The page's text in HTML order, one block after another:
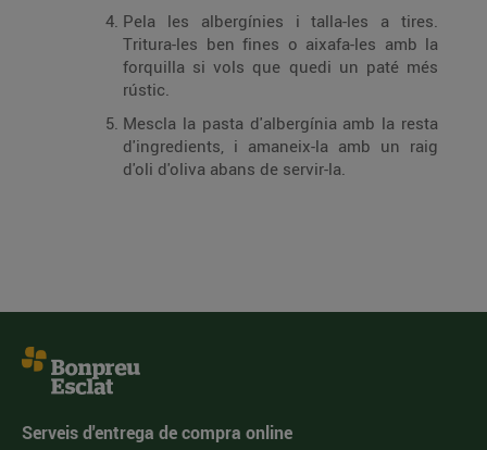
Pela les albergínies i talla-les a tires.
Tritura-les ben fines o aixafa-les amb la
forquilla si vols que quedi un paté més
rústic.
Mescla la pasta d'albergínia amb la resta
d'ingredients, i amaneix-la amb un raig
d'oli d'oliva abans de servir-la.
Serveis d'entrega de compra online